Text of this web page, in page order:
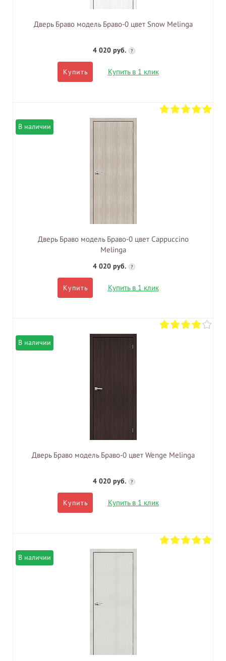
Дверь Браво модель Браво-0 цвет Snow Melinga
4 020 руб. ?
Купить Купить в 1 клик
В наличии
Дверь Браво модель Браво-0 цвет Cappuccino
Melinga
4 020 руб. ?
Купить Купить в 1 клик
В наличии
Дверь Браво модель Браво-0 цвет Wenge Melinga
4 020 руб. ?
Купить Купить в 1 клик
В наличии